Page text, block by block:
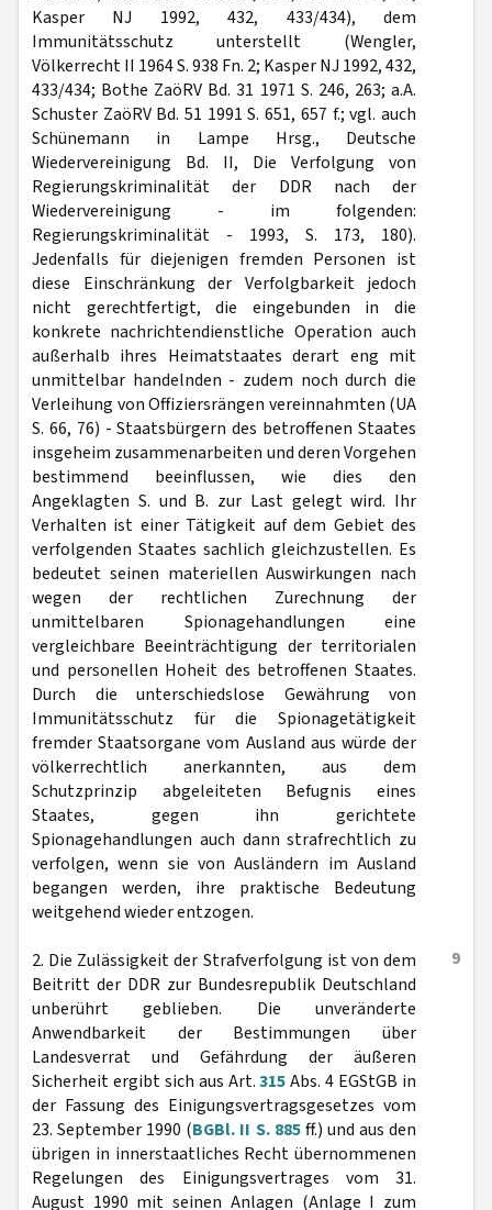
Kasper NJ 1992, 432, 433/434), dem
Immunitätsschutz unterstellt (Wengler,
Völkerrecht II 1964 S. 938 Fn. 2; Kasper NJ 1992, 432,
433/434; Bothe ZaöRV Bd. 31 1971 S. 246, 263; a.A.
Schuster ZaöRV Bd. 51 1991 S. 651, 657 f.; vgl. auch
Schünemann in Lampe Hrsg., Deutsche
Wiedervereinigung Bd. II, Die Verfolgung von
Regierungskriminalität der DDR nach der
Wiedervereinigung - im folgenden:
Regierungskriminalität - 1993, S. 173, 180).
Jedenfalls für diejenigen fremden Personen ist
diese Einschränkung der Verfolgbarkeit jedoch
nicht gerechtfertigt, die eingebunden in die
konkrete nachrichtendienstliche Operation auch
außerhalb ihres Heimatstaates derart eng mit
unmittelbar handelnden - zudem noch durch die
Verleihung von Offiziersrängen vereinnahmten (UA
S. 66, 76) - Staatsbürgern des betroffenen Staates
insgeheim zusammenarbeiten und deren Vorgehen
bestimmend beeinflussen, wie dies den
Angeklagten S. und B. zur Last gelegt wird. Ihr
Verhalten ist einer Tätigkeit auf dem Gebiet des
verfolgenden Staates sachlich gleichzustellen. Es
bedeutet seinen materiellen Auswirkungen nach
wegen der rechtlichen Zurechnung der
unmittelbaren Spionagehandlungen eine
vergleichbare Beeinträchtigung der territorialen
und personellen Hoheit des betroffenen Staates.
Durch die unterschiedslose Gewährung von
Immunitätsschutz für die Spionagetätigkeit
fremder Staatsorgane vom Ausland aus würde der
völkerrechtlich anerkannten, aus dem
Schutzprinzip abgeleiteten Befugnis eines
Staates, gegen ihn gerichtete
Spionagehandlungen auch dann strafrechtlich zu
verfolgen, wenn sie von Ausländern im Ausland
begangen werden, ihre praktische Bedeutung
weitgehend wieder entzogen.
9
2. Die Zulässigkeit der Strafverfolgung ist von dem
Beitritt der DDR zur Bundesrepublik Deutschland
unberührt geblieben. Die unveränderte
Anwendbarkeit der Bestimmungen über
Landesverrat und Gefährdung der äußeren
Sicherheit ergibt sich aus Art.315Abs. 4 EGStGB in
der Fassung des Einigungsvertragsgesetzes vom
23. September 1990 (BGBl. II S. 885ff.) und aus den
übrigen in innerstaatliches Recht übernommenen
Regelungen des Einigungsvertrages vom 31.
August 1990 mit seinen Anlagen (Anlage I zum